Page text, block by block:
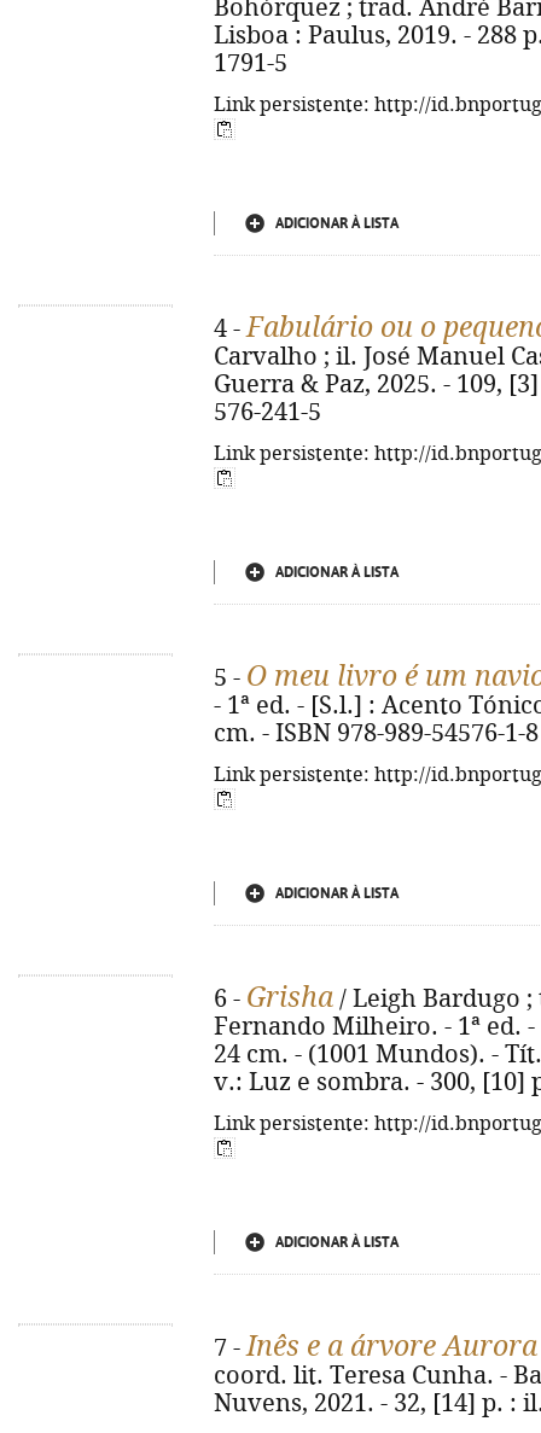
Bohórquez ; trad. André
Lisboa : Paulus, 2019. - 288
1791-5
Link persistente: http://
ADICIONAR À LISTA
4 -Fabulário ou o
Carvalho ; il. José Manuel
Guerra & Paz, 2025. - 109,
576-241-5
Link persistente: http://
ADICIONAR À LISTA
5 - O meu livro é um
- 1ª ed. - [S.l.] : Acento
cm. - ISBN 978-989-54576-1-8
Link persistente: http://
ADICIONAR À LISTA
6 - Grisha / Leigh Bardugo
Fernando Milheiro. - 1ª ed.
24 cm. - (1001 Mundos). -
v.: Luz e sombra. - 300, [10]
Link persistente: http://
ADICIONAR À LISTA
7 -Inês e a árvore Aurora
coord. lit. Teresa Cunha. -
Nuvens, 2021. - 32, [14] p. :